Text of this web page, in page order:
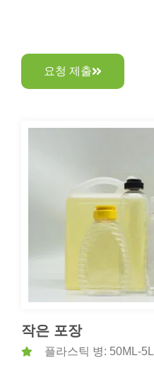
요청 제출
작은 포장
플라스틱 병: 50ML-5L